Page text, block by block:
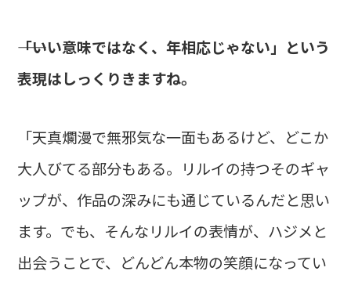
――「いい意味ではなく、年相応じゃない」という
表現はしっくりきますね。
「天真爛漫で無邪気な一面もあるけど、どこか
大人びてる部分もある。リルイの持つそのギャ
ップが、作品の深みにも通じているんだと思い
ます。でも、そんなリルイの表情が、ハジメと
出会うことで、どんどん本物の笑顔になってい